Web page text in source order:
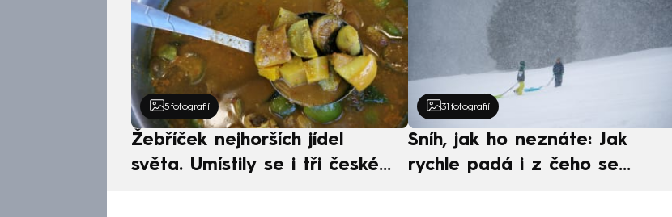
5 fotografií
Žebříček nejhorších jídel
světa. Umístily se i tři české
31 fotografií
Sníh, jak ho neznáte: Jak
rychle padá i z čeho se